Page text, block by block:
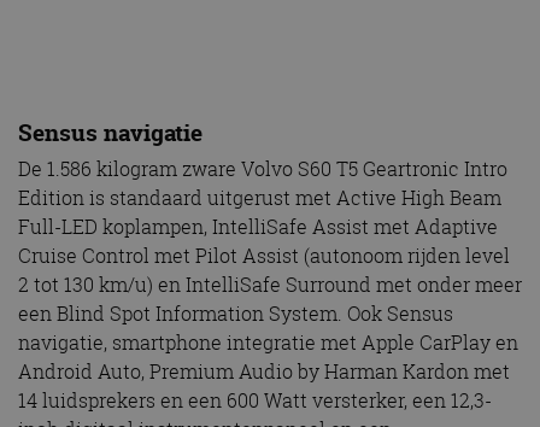
Sensus navigatie
De 1.586 kilogram zware Volvo S60 T5 Geartronic Intro
Edition is standaard uitgerust met Active High Beam
Full-LED koplampen, IntelliSafe Assist met Adaptive
Cruise Control met Pilot Assist (autonoom rijden level
2 tot 130 km/u) en IntelliSafe Surround met onder meer
een Blind Spot Information System. Ook Sensus
navigatie, smartphone integratie met Apple CarPlay en
Android Auto, Premium Audio by Harman Kardon met
14 luidsprekers en een 600 Watt versterker, een 12,3-